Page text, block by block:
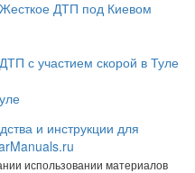
и инструкции для
использовании материалов